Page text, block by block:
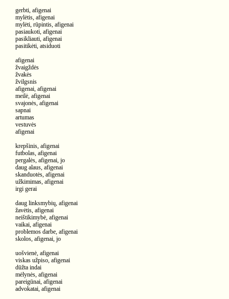
gerbti, afigenai
mylėtis, afigenai
mylėti, rūpintis, afigenai
pasiaukoti, afigenai
pasikliauti, afigenai
pasitikėti, atsiduoti
afigenai
žvaigždės
žvakės
žvilgsnis
afigenai, afigenai
meilė, afigenai
svajonės, afigenai
sapnai
artumas
vestuvės
afigenai
krepšinis, afigenai
futbolas, afigenai
pergalės, afigenai, jo
daug alaus, afigenai
skanduotės, afigenai
užkimimas, afigenai
irgi gerai
daug linksmybių, afigenai
žavėtis, afigenai
neištikimybė, afigenai
vaikai, afigenai
problemos darbe, afigenai
skolos, afigenai, jo
uošvienė, afigenai
viskas užpiso, afigenai
dūžta indai
mėlynės, afigenai
pareigūnai, afigenai
advokatai, afigenai